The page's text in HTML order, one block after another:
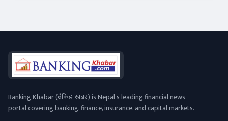
Banking Khabar (बैंकिङ खबर) is Nepal's leading financial news
portal covering banking, finance, insurance, and capital markets.